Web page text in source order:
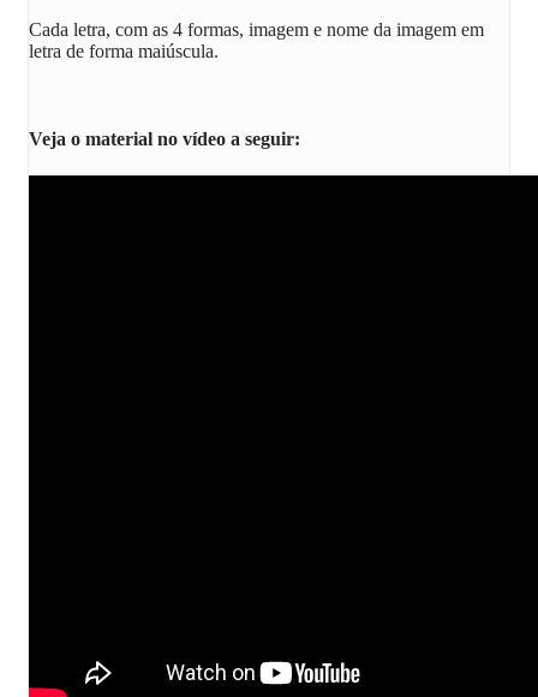
Cada letra, com as 4 formas, imagem e nome da imagem em
letra de forma maiúscula.
Veja o material no vídeo a seguir: